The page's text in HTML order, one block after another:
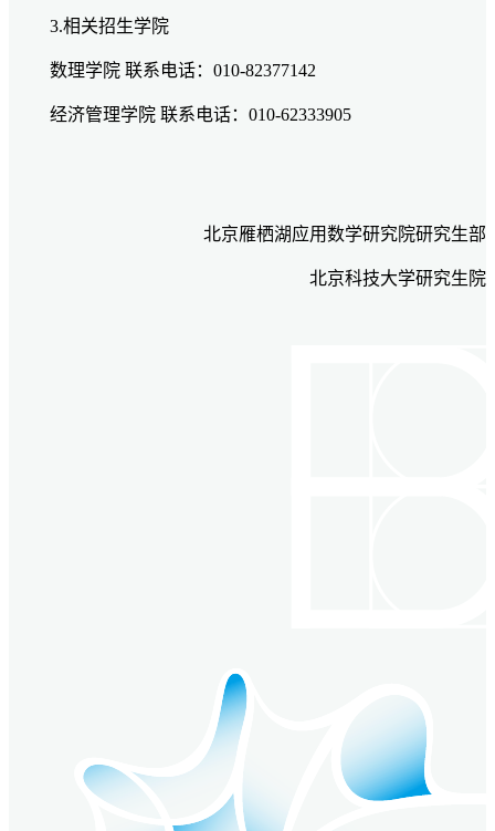
3.相关招生学院
数理学院 联系电话：010-82377142
经济管理学院 联系电话：010-62333905
北京雁栖湖应用数学研究院研究生部
北京科技大学研究生院